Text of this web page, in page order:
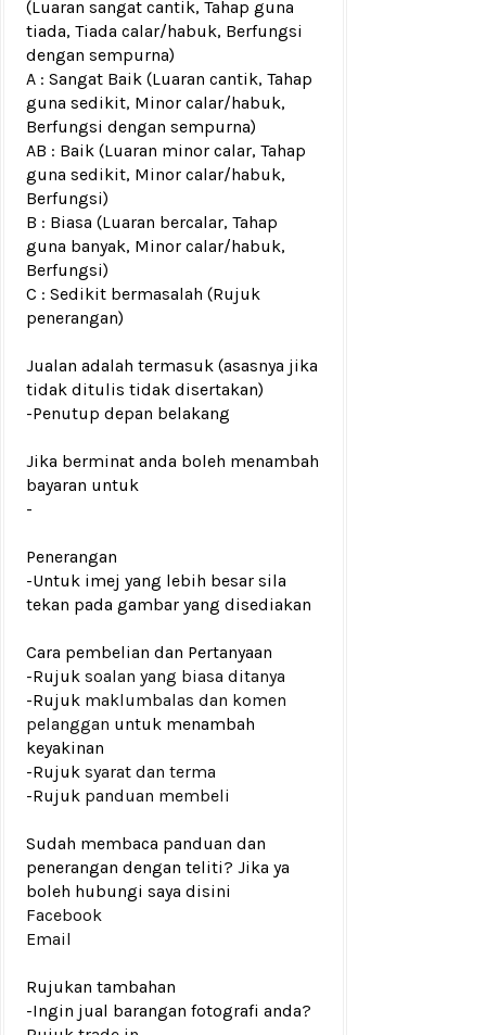
(Luaran sangat cantik, Tahap guna
tiada, Tiada calar/habuk, Berfungsi
dengan sempurna)
A : Sangat Baik (Luaran cantik, Tahap
guna sedikit, Minor calar/habuk,
Berfungsi dengan sempurna)
AB : Baik (Luaran minor calar, Tahap
guna sedikit, Minor calar/habuk,
Berfungsi)
B : Biasa (Luaran bercalar, Tahap
guna banyak, Minor calar/habuk,
Berfungsi)
C : Sedikit bermasalah (Rujuk
penerangan)
Jualan adalah termasuk (asasnya jika
tidak ditulis tidak disertakan)
-Penutup depan belakang
Jika berminat anda boleh menambah
bayaran untuk
-
Penerangan
-Untuk imej yang lebih besar sila
tekan pada gambar yang disediakan
Cara pembelian dan Pertanyaan
-Rujuk soalan yang biasa ditanya
-Rujuk maklumbalas dan komen
pelanggan untuk menambah
keyakinan
-Rujuk syarat dan terma
-Rujuk panduan membeli
Sudah membaca panduan dan
penerangan dengan teliti? Jika ya
boleh hubungi saya disini
Facebook
Email
Rujukan tambahan
-Ingin jual barangan fotografi anda?